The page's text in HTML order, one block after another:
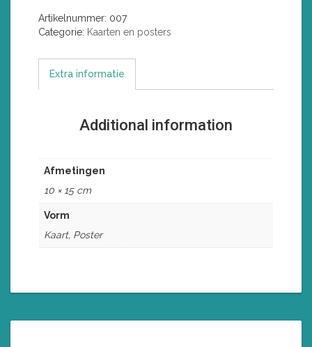
Artikelnummer: 007
Categorie: Kaarten en posters
Extra informatie
Additional information
Afmetingen
10 × 15 cm
Vorm
Kaart, Poster